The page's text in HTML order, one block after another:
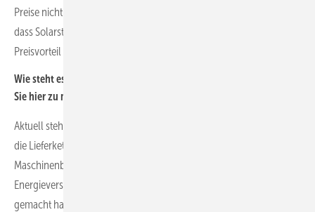
Preise nicht auszuschließen. Allgemein kann man aber festhalten,
dass Solarstrom immer noch sehr attraktiv bleibt und der
Preisvorteil gegenüber Netzstrom ungebrochen ist.
Wie steht es um die Lieferketten, welche Herausforderungen haben
Sie hier zu meistern?
Aktuell stehen alle Branchen vor großen Herausforderungen was
die Lieferketten angeht, das betrifft Automotive, Chemie und
Maschinenbau gleichermaßen. Hinzu kommt in der
Energieversorgung, dass der Krieg gegen die Ukraine deutlich
gemacht haben, dass ein Wechsel auf Grünstromerzeugung nicht